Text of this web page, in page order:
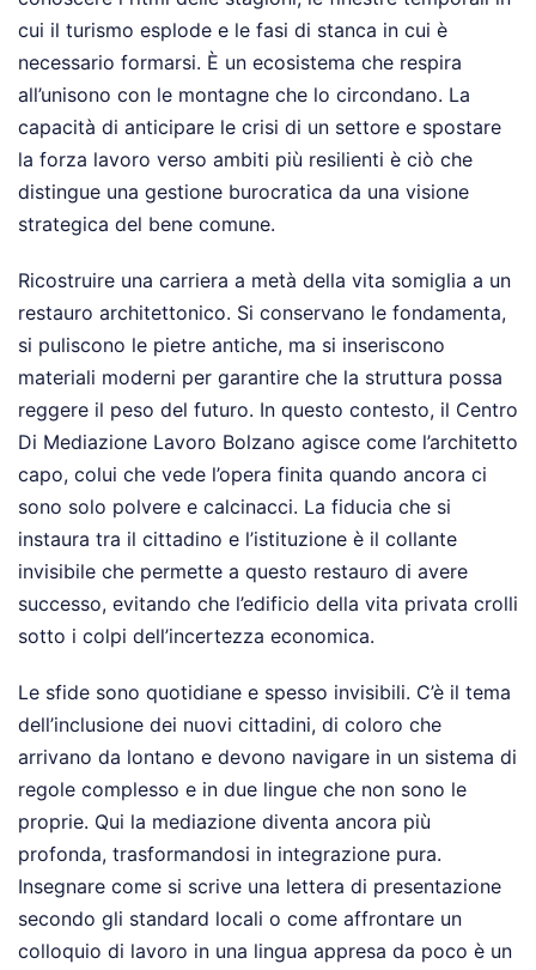
cui il turismo esplode e le fasi di stanca in cui è
necessario formarsi. È un ecosistema che respira
all’unisono con le montagne che lo circondano. La
capacità di anticipare le crisi di un settore e spostare
la forza lavoro verso ambiti più resilienti è ciò che
distingue una gestione burocratica da una visione
strategica del bene comune.
Ricostruire una carriera a metà della vita somiglia a un
restauro architettonico. Si conservano le fondamenta,
si puliscono le pietre antiche, ma si inseriscono
materiali moderni per garantire che la struttura possa
reggere il peso del futuro. In questo contesto, il Centro
Di Mediazione Lavoro Bolzano agisce come l’architetto
capo, colui che vede l’opera finita quando ancora ci
sono solo polvere e calcinacci. La fiducia che si
instaura tra il cittadino e l’istituzione è il collante
invisibile che permette a questo restauro di avere
successo, evitando che l’edificio della vita privata crolli
sotto i colpi dell’incertezza economica.
Le sfide sono quotidiane e spesso invisibili. C’è il tema
dell’inclusione dei nuovi cittadini, di coloro che
arrivano da lontano e devono navigare in un sistema di
regole complesso e in due lingue che non sono le
proprie. Qui la mediazione diventa ancora più
profonda, trasformandosi in integrazione pura.
Insegnare come si scrive una lettera di presentazione
secondo gli standard locali o come affrontare un
colloquio di lavoro in una lingua appresa da poco è un